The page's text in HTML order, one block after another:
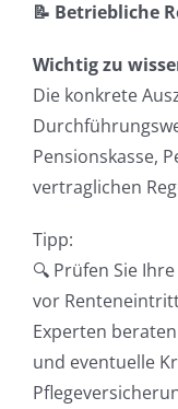
📝 Betriebliche
Wichtig zu
Die konkrete
Pensionskasse,
vertraglichen
Tipp:
🔍 Prüfen Sie
vor
Experten
und eventuelle